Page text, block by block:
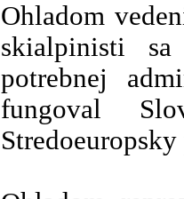
Ohladom
skialpinisti
potrebnej
fungoval
Stredoeuropsky